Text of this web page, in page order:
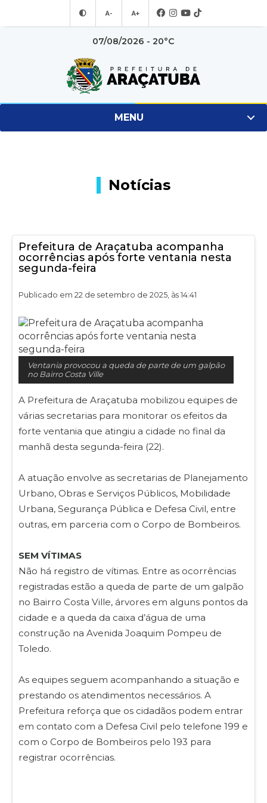
A- A+
07/08/2026 - 20°C
MENU
Notícias
Prefeitura de Araçatuba acompanha
ocorrências após forte ventania nesta
segunda-feira
Publicado em 22 de setembro de 2025, às 14:41
Ventania provocou a queda de parte de um galpão
no Bairro Costa Ville
A Prefeitura de Araçatuba mobilizou equipes de
várias secretarias para monitorar os efeitos da
forte ventania que atingiu a cidade no final da
manhã desta segunda-feira (22).
A atuação envolve as secretarias de Planejamento
Urbano, Obras e Serviços Públicos, Mobilidade
Urbana, Segurança Pública e Defesa Civil, entre
outras, em parceria com o Corpo de Bombeiros.
SEM VÍTIMAS
Não há registro de vítimas. Entre as ocorrências
registradas estão a queda de parte de um galpão
no Bairro Costa Ville, árvores em alguns pontos da
cidade e a queda da caixa d’água de uma
construção na Avenida Joaquim Pompeu de
Toledo.
As equipes seguem acompanhando a situação e
prestando os atendimentos necessários. A
Prefeitura reforça que os cidadãos podem entrar
em contato com a Defesa Civil pelo telefone 199 e
com o Corpo de Bombeiros pelo 193 para
registrar ocorrências.